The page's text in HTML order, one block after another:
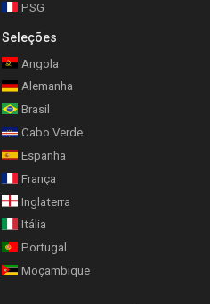
PSG
Seleções
Angola
Alemanha
Brasil
Cabo Verde
Espanha
França
Inglaterra
Itália
Portugal
Moçambique